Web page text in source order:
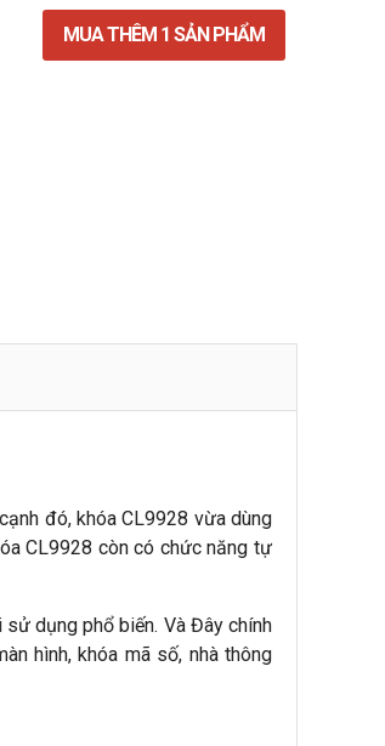
MUA THÊM 1 SẢN PHẨM
đó, khóa CL9928 vừa dùng
CL9928 còn có chức năng tự
dụng phổ biến. Và Đây chính
hình, khóa mã số, nhà thông